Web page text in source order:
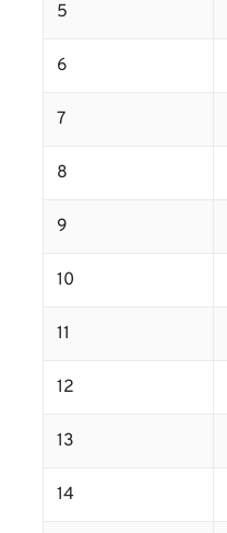
5
6
7
8
9
10
11
12
13
14